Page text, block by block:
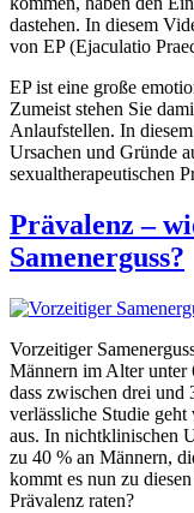
dastehen. In diesem
von EP (Ejaculatio
EP ist eine große
Zumeist stehen Sie
Anlaufstellen. In
Ursachen und Gründe
sexualtherapeutischen
Prävalenz –
Samenerguss?
Vorzeitiger
Männern im Alter unter
dass zwischen drei und
verlässliche Studie
aus. In nichtklinischen
zu 40 % an Männern,
kommt es nun zu
Prävalenz raten?